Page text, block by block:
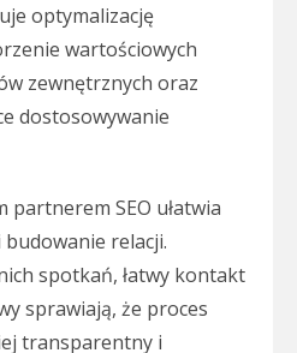
optymalizację
wartościowych
zewnętrznych oraz
dostosowywanie
partnerem SEO ułatwia
relacji.
spotkań, łatwy kontakt
sprawiają, że proces
transparentny i